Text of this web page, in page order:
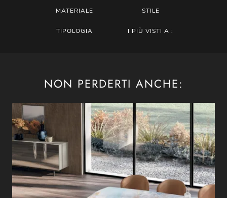
MATERIALE STILE
TIPOLOGIA I PIÙ VISTI A :
NON PERDERTI ANCHE: